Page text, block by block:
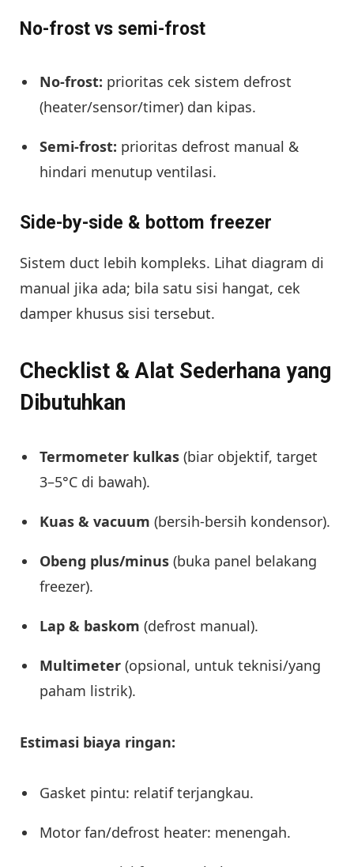
No-frost vs semi-frost
No-frost: prioritas cek sistem defrost
(heater/sensor/timer) dan kipas.
Semi-frost: prioritas defrost manual &
hindari menutup ventilasi.
Side-by-side & bottom freezer
Sistem duct lebih kompleks. Lihat diagram di
manual jika ada; bila satu sisi hangat, cek
damper khusus sisi tersebut.
Checklist & Alat Sederhana yang
Dibutuhkan
Termometer kulkas (biar objektif, target
3–5°C di bawah).
Kuas & vacuum (bersih-bersih kondensor).
Obeng plus/minus (buka panel belakang
freezer).
Lap & baskom (defrost manual).
Multimeter (opsional, untuk teknisi/yang
paham listrik).
Estimasi biaya ringan:
Gasket pintu: relatif terjangkau.
Motor fan/defrost heater: menengah.